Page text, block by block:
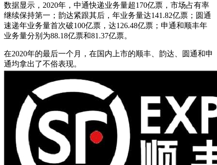
数据显示，2020年，中通快递业务量超170亿票，市场占有率
继续保持第一；韵达紧跟其后，年业务量达141.82亿票；圆通
速递年业务量首次破100亿票，达126.48亿票；申通和顺丰年
业务量分别为88.18亿票和81.37亿票。
在2020年的最后一个月，在国内上市的顺丰、韵达、圆通和申
通均拿出了不俗表现。